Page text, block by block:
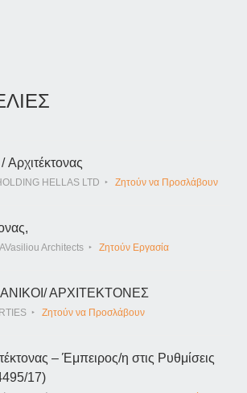
HELLAS LTD Ζητούν να Προσλάβουν
AVasiliou Architects Ζητούν Εργασία
ΑΡΧΙΤΕΚΤΟΝΕΣ
Ζητούν να Προσλάβουν
– Έμπειρος/η στις Ρυθμίσεις
17)